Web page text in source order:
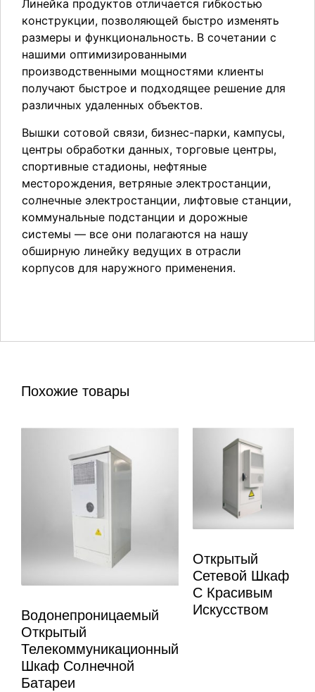
Линейка продуктов отличается гибкостью
конструкции, позволяющей быстро изменять
размеры и функциональность. В сочетании с
нашими оптимизированными
производственными мощностями клиенты
получают быстрое и подходящее решение для
различных удаленных объектов.
Вышки сотовой связи, бизнес-парки, кампусы,
центры обработки данных, торговые центры,
спортивные стадионы, нефтяные
месторождения, ветряные электростанции,
солнечные электростанции, лифтовые станции,
коммунальные подстанции и дорожные
системы — все они полагаются на нашу
обширную линейку ведущих в отрасли
корпусов для наружного применения.
Похожие товары
Водонепроницаемый
Открытый
Телекоммуникационный
Шкаф Солнечной
Батареи
Открытый
Сетевой Шкаф
С Красивым
Искусством